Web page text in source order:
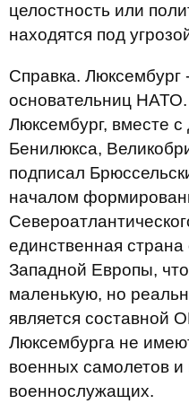
целостность или
находятся под
Справка. Люксембург
основательниц
Люксембург, вместе
Бенилюкса,
подписал
началом
единственная
Западной Европы,
маленькую, но
является
Люксембурга не
военных самолетов и
военнослужащих.